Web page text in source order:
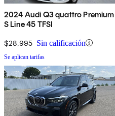
2024 Audi Q3 quattro Premium
S Line 45 TFSI
$28,995 Sin calificación
Se aplican tarifas